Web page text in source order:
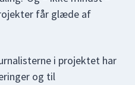
får glæde af
i projektet har
og til